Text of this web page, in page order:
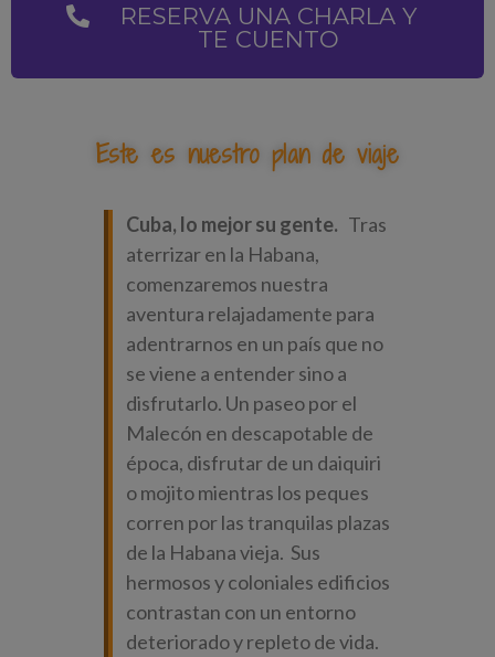
RESERVA UNA CHARLA Y
TE CUENTO
Este es nuestro plan de viaje
Cuba, lo mejor su gente. Tras
aterrizar en la Habana,
comenzaremos nuestra
aventura relajadamente para
adentrarnos en un país que no
se viene a entender sino a
disfrutarlo. Un paseo por el
Malecón en descapotable de
época, disfrutar de un daiquiri
o mojito mientras los peques
corren por las tranquilas plazas
de la Habana vieja. Sus
hermosos y coloniales edificios
contrastan con un entorno
deteriorado y repleto de vida.